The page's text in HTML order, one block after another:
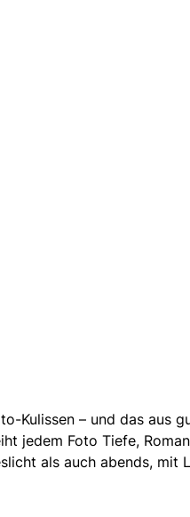
Kulissen – und das aus
jedem Foto Tiefe,
als auch abends, mit